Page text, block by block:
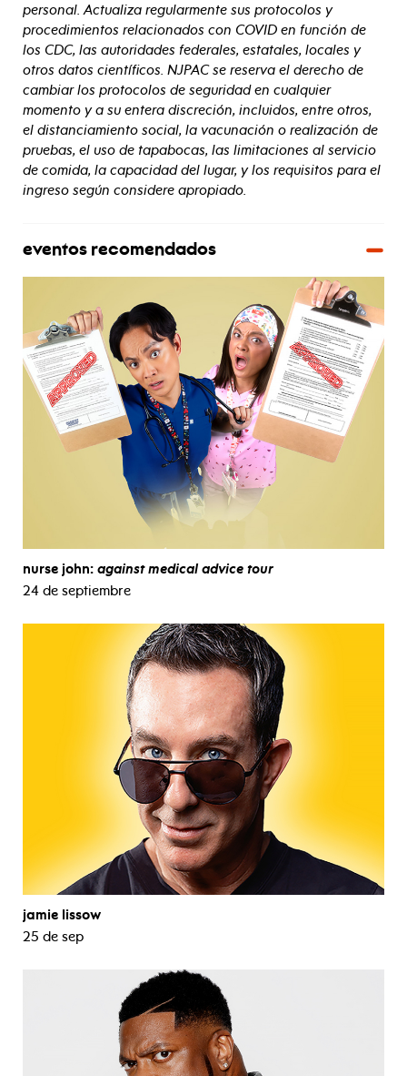
personal. Actualiza regularmente sus protocolos y
procedimientos relacionados con COVID en función de
los CDC, las autoridades federales, estatales, locales y
otros datos científicos. NJPAC se reserva el derecho de
cambiar los protocolos de seguridad en cualquier
momento y a su entera discreción, incluidos, entre otros,
el distanciamiento social, la vacunación o realización de
pruebas, el uso de tapabocas, las limitaciones al servicio
de comida, la capacidad del lugar, y los requisitos para el
ingreso según considere apropiado.
eventos recomendados
nurse john: against medical advice tour
24 de septiembre
jamie lissow
25 de sep